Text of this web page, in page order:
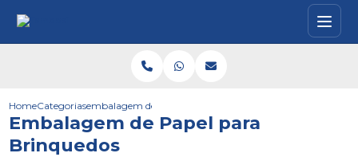
HomeCategoriasembalagem de papel para brinquedos
Embalagem de Papel para
Brinquedos